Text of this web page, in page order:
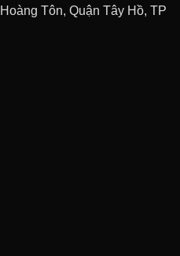
Tôn, Quận Tây Hồ, TP